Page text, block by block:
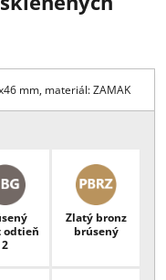
sklenených
28x46 mm, materiál: